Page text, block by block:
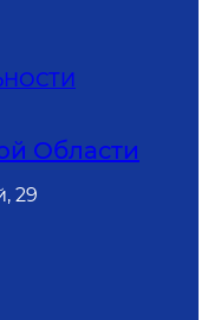
Области
29